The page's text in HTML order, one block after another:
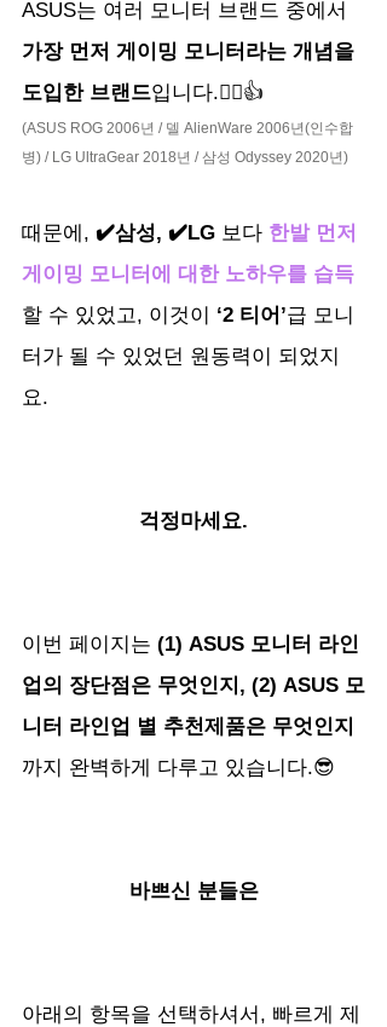
ASUS는 여러 모니터 브랜드 중에서
가장 먼저 게이밍 모니터라는 개념을
도입한 브랜드입니다.🙂‍↕️👍
(ASUS ROG 2006년 / 델 AlienWare 2006년(인수합
병) / LG UltraGear 2018년 / 삼성 Odyssey 2020년)
때문에, ✔️삼성, ✔️LG 보다 한발 먼저
게이밍 모니터에 대한 노하우를 습득
할 수 있었고, 이것이 ‘2 티어’급 모니
터가 될 수 있었던 원동력이 되었지
요.
걱정마세요.
이번 페이지는 (1) ASUS 모니터 라인
업의 장단점은 무엇인지, (2) ASUS 모
니터 라인업 별 추천제품은 무엇인지
까지 완벽하게 다루고 있습니다.😎
바쁘신 분들은
아래의 항목을 선택하셔서, 빠르게 제